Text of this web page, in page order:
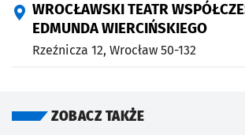
WROCŁAWSKI TEATR
EDMUNDA WIERCIŃSKIEGO
Rzeźnicza 12, Wrocław 50-132
ZOBACZ TAKŻE